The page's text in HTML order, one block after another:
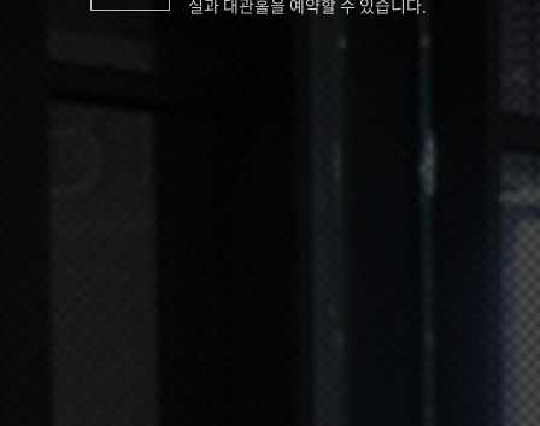
실과 대관홀을 예약할 수 있습니다.